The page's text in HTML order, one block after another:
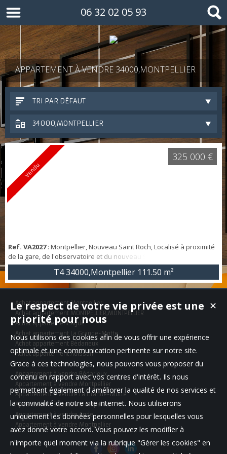
06 32 02 05 93
APPARTEMENT À VENDRE 34000,MONTPELLIER
TRI PAR DÉFAUT
34000,MONTPELLIER
Vendu
Ref. VA2027: Montpellier, Nouveau Saint Roch, Localisé à proximité
de la gare, de l'observatoire et du nouveau Saint Roch, venez
découvrir cet appartement de type 4 de 111 m². Situé au dernier
étage d'une belle copropriété, il est composé d'un séjour de 42 m²,
de 3 chambres, d'une cuisine indépendante, d'une salle de bain et
modernisation, on re...
T4 34000,Montpellier 111.50 m²
325 000 €
Achat appartement Montpellier
Achat appartement MONTPELLIER,MONTPELLIER
Achat appartement Agde
Achat appartement La Grande-Motte
Achat appartement Bédarieux
Achat appartement Adissan
Appartement à vendre Bédarieux
Appartement à vendre Montpellier
Appartement à vendre La Grande-Motte
Appartement à vendre Montpellier
Appartement à vendre Agde
Appartement à vendre Montpellier
✕
Le respect de votre vie privée est une
priorité pour nous
Nous utilisons des cookies afin de vous offrir une expérience
optimale et une communication pertinente sur notre site.
Grace à ces technologies, nous pouvons vous proposer du
contenu en rapport avec vos centres d'intérêt. Ils nous
permettent également d'améliorer la qualité de nos services et
la convivialité de notre site internet. Nous utiliserons
uniquement les données personnelles pour lesquelles vous
avez donné votre accord. Vous pouvez les modifier à
n'importe quel moment via la rubrique "Gérer les cookies" en